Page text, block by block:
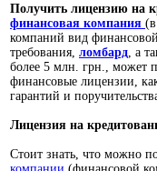
Получить лицензию на
финансовая компания (в
компаний вид
требования, ломбард , а
более 5 млн. грн., может
финансовые лицензии,
гарантий и
Лицензия на
Стоит знать, что можно
компании (финансовой